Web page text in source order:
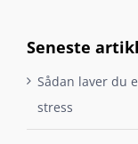
Seneste
Sådan laver du
stress